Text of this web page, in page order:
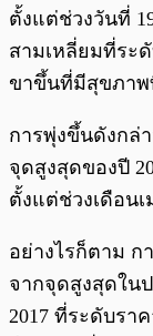
ตั้งแต่ช่วงวันที่
สามเหลี่ยมที่ระดั
ขาขึ้นที่มีสุขภาพ
การพุ่งขึ้นดังกล่
จุดสูงสุดของปี
ตั้งแต่ช่วงเดือน
อย่างไรก็ตาม ก
จากจุดสูงสุดใน
2017 ที่ระดับรา